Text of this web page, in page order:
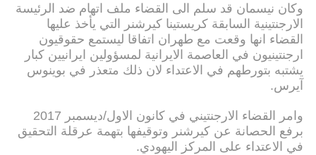
وكان نيسمان قد سلم الى القضاء ملف اتهام ضد الرئيسة
الارجنتينية السابقة كريستينا كيرشنر التي يأخذ عليها
القضاء انها وقعت مع طهران اتفاقا ليستمع حقوقيون
ارجنتينيون في العاصمة الايرانية لمسؤولين ايرانيين كبار
يشتبه بتورطهم في الاعتداء لان ذلك متعذر في بوينوس
آيرس.
وامر القضاء الارجنتيني في كانون الاول/ديسمبر 2017
برفع الحصانة عن كيرشنر وتوقيفها بتهمة عرقلة التحقيق
في الاعتداء على المركز اليهودي.